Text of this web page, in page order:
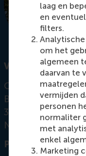
laag en
en
filters.
om het
algemeen
daarvan te
vermijden
personen
normaliter
met
enkel
Marketing
Visiting address
Office:
Burgemeester
3062 PA
Netherlands
Postal address